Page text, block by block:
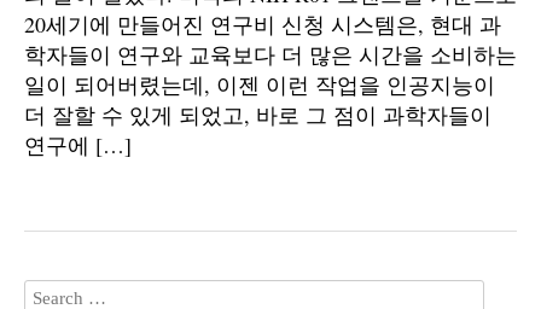
20세기에 만들어진 연구비 신청 시스템은, 현대 과
학자들이 연구와 교육보다 더 많은 시간을 소비하는
일이 되어버렸는데, 이젠 이런 작업을 인공지능이
더 잘할 수 있게 되었고, 바로 그 점이 과학자들이
연구에 […]